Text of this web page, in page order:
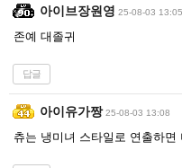
아이브장원영 25-08-03 13:05
존예 대졸귀
답글
아이유가짱 25-08-03 13:08
츄는 냉미녀 스타일로 연출하면